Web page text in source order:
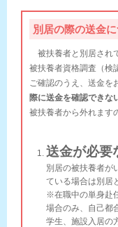
別居の際の送金
被扶養者と別居され
被扶養者資格調査（検
ご確認のうえ、送金を
際に送金を確認できな
被扶養者から外れます
送金が必要
別居の被扶養者が
ている場合は別居
※在職中の単身赴
場合のみ、自己都
学生、施設入居の